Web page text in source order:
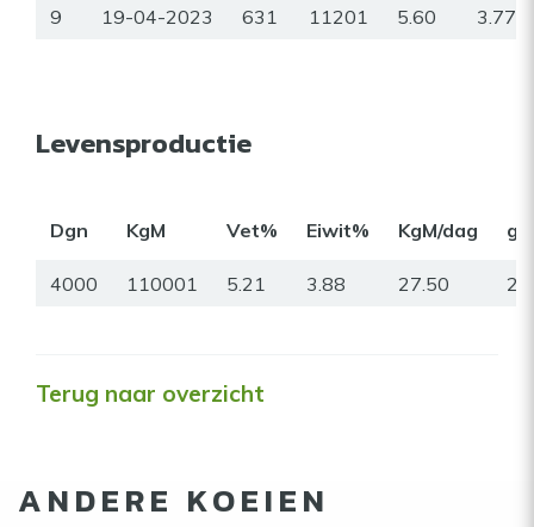
9 19-04-2023 631 11201 5.60 3.77
Levensproductie
Dgn KgM Vet% Eiwit% KgM/dag gr
4000 110001 5.21 3.88 27.50
Terug naar overzicht
ANDERE KOEIEN